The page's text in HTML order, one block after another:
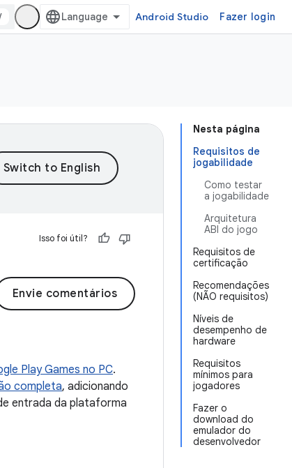
Android Studio Fazer login
Nesta página
Requisitos de
jogabilidade
Como testar
a jogabilidade
Arquitetura
ABI do jogo
Requisitos de
certificação
Recomendações
(NÃO requisitos)
Níveis de
desempenho de
hardware
Requisitos
mínimos para
jogadores
Fazer o
download do
emulador do
desenvolvedor
Isso foi útil?
Envie comentários
Play Games no PC.
completa, adicionando
entrada da plataforma